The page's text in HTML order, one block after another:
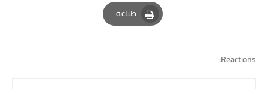
طباعة
Print
Reactions: